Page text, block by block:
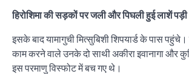
हिरोशिमा की सड़कों पर जली और पिघली हुई लाशें पड़ी
इसके बाद यामागुची मित्सुबिशी शिपयार्ड के पास पहुंचे।
काम करने वाले उनके दो साथी अकीरा इवानागा और
इस परमाणु विस्फोट में बच गए थे।